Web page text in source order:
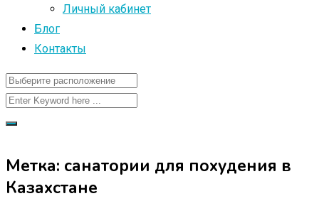
Личный кабинет
Блог
Контакты
Метка: санатории для похудения в
Казахстане